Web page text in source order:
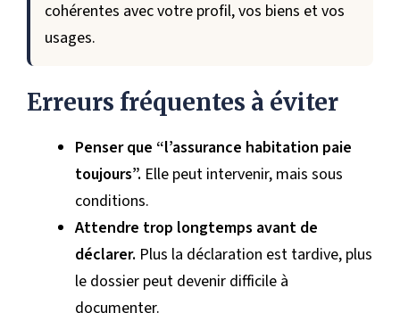
cohérentes avec votre profil, vos biens et vos
usages.
Erreurs fréquentes à éviter
Penser que “l’assurance habitation paie
toujours”. Elle peut intervenir, mais sous
conditions.
Attendre trop longtemps avant de
déclarer. Plus la déclaration est tardive, plus
le dossier peut devenir difficile à
documenter.